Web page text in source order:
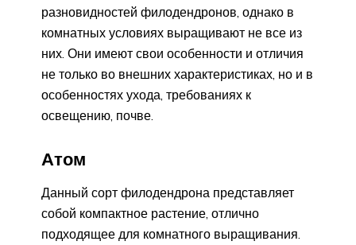
разновидностей филодендронов, однако в
комнатных условиях выращивают не все из
них. Они имеют свои особенности и отличия
не только во внешних характеристиках, но и в
особенностях ухода, требованиях к
освещению, почве.
Атом
Данный сорт филодендрона представляет
собой компактное растение, отлично
подходящее для комнатного выращивания.